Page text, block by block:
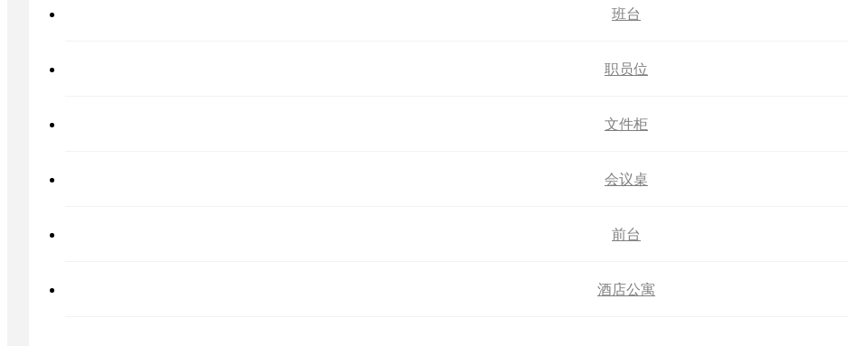
班台
职员位
文件柜
会议桌
前台
酒店公寓